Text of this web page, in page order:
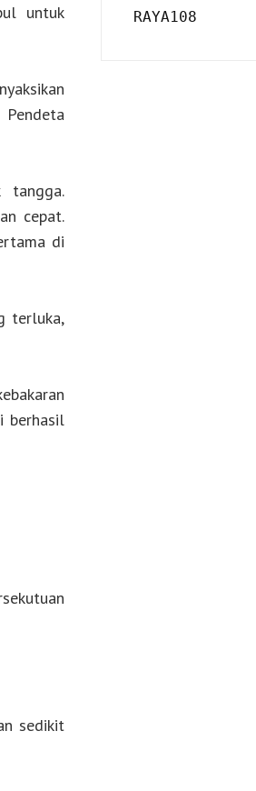
untuk
cepat.
di
terluka,
berhasil
sedikit
RAYA108